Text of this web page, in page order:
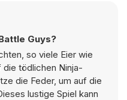
Guys?
so viele Eier wie
die tödlichen Ninja-
die Feder, um auf die
lustige Spiel kann